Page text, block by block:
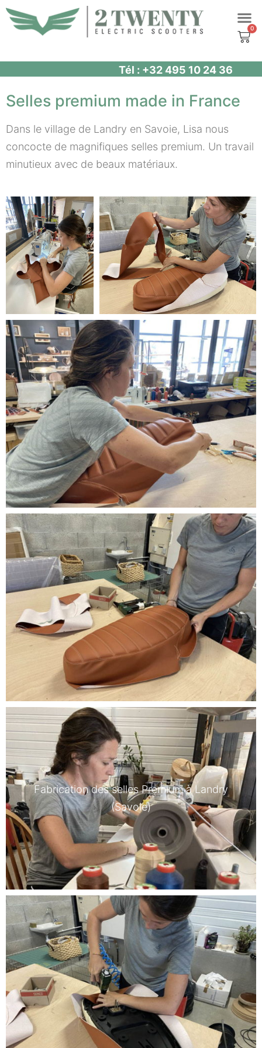
Aller
au
Tél : +32 495 10 24 36
Selles premium made in France
Dans le village de Landry en Savoie, Lisa nous
concocte de magnifiques selles premium. Un travail
minutieux avec de beaux matériaux.
Fabrication des selles Premium à Landry
(Savoie)